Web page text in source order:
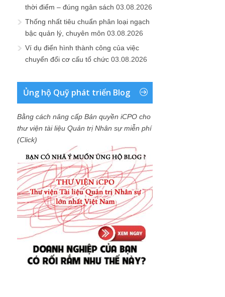
thời điểm – đúng ngân sách 03.08.2026
Thống nhất tiêu chuẩn phân loại ngạch
bậc quản lý, chuyên môn 03.08.2026
Ví dụ điển hình thành công của việc
chuyển đổi cơ cấu tổ chức 03.08.2026
Ủng hộ Quỹ phát triển Blog
Bằng cách nâng cấp Bản quyền iCPO cho
thư viện tài liệu Quản trị Nhân sự miễn phí
(Click)